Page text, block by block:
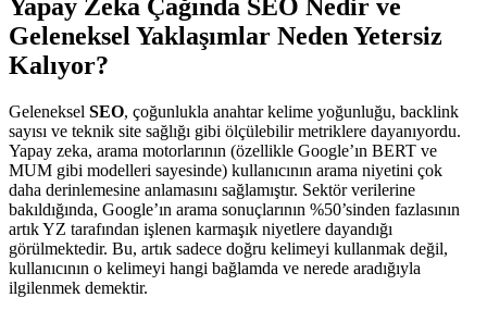
Yapay Zeka Çağında SEO Nedir ve
Geleneksel Yaklaşımlar Neden Yetersiz
Kalıyor?
Geleneksel SEO, çoğunlukla anahtar kelime yoğunluğu, backlink
sayısı ve teknik site sağlığı gibi ölçülebilir metriklere dayanıyordu.
Yapay zeka, arama motorlarının (özellikle Google’ın BERT ve
MUM gibi modelleri sayesinde) kullanıcının arama niyetini çok
daha derinlemesine anlamasını sağlamıştır. Sektör verilerine
bakıldığında, Google’ın arama sonuçlarının %50’sinden fazlasının
artık YZ tarafından işlenen karmaşık niyetlere dayandığı
görülmektedir. Bu, artık sadece doğru kelimeyi kullanmak değil,
kullanıcının o kelimeyi hangi bağlamda ve nerede aradığıyla
ilgilenmek demektir.